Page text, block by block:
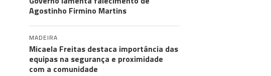
Agostinho Firmino Martins
MADEIRA
Micaela Freitas destaca importância das
equipas na segurança e proximidade
com a comunidade